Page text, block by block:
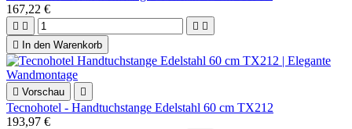
167,22 €
   

In den Warenkorb
 Vorschau 
Tecnohotel - Handtuchstange Edelstahl 60 cm TX212
193,97 €